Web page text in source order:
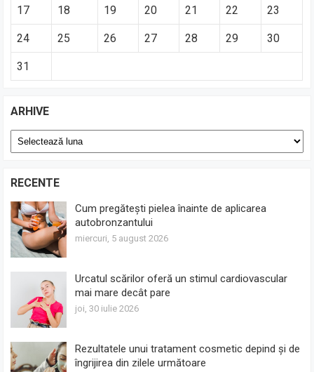
17 18 19 20 21 22 23
24 25 26 27 28 29 30
31
ARHIVE
Arhive
RECENTE
Cum pregătești pielea înainte de aplicarea
autobronzantului
miercuri, 5 august 2026
Urcatul scărilor oferă un stimul cardiovascular
mai mare decât pare
joi, 30 iulie 2026
Rezultatele unui tratament cosmetic depind și de
îngrijirea din zilele următoare